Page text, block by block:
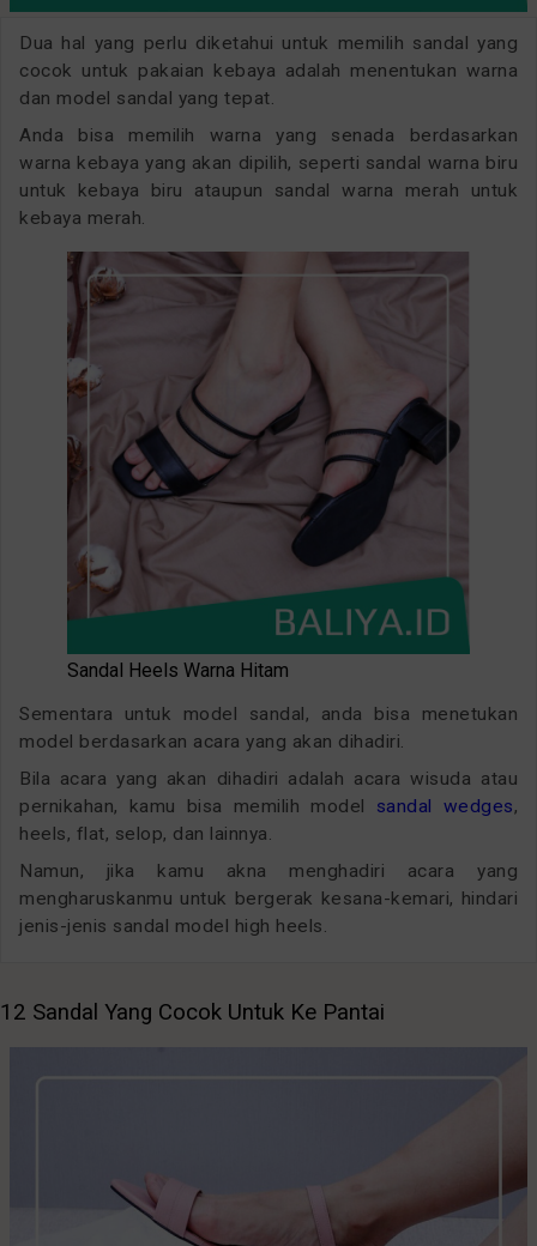
Dua hal yang perlu diketahui untuk memilih sandal yang
cocok untuk pakaian kebaya adalah menentukan warna
dan model sandal yang tepat.
Anda bisa memilih warna yang senada berdasarkan
warna kebaya yang akan dipilih, seperti sandal warna biru
untuk kebaya biru ataupun sandal warna merah untuk
kebaya merah.
Sandal Heels Warna Hitam
Sementara untuk model sandal, anda bisa menetukan
model berdasarkan acara yang akan dihadiri.
Bila acara yang akan dihadiri adalah acara wisuda atau
pernikahan, kamu bisa memilih model sandal wedges,
heels, flat, selop, dan lainnya.
Namun, jika kamu akna menghadiri acara yang
mengharuskanmu untuk bergerak kesana-kemari, hindari
jenis-jenis sandal model high heels.
12 Sandal Yang Cocok Untuk Ke Pantai